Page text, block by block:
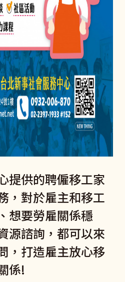
提供的聘僱移工家
，對於雇主和移工
想要勞雇關係穩
源諮詢，都可以來
，打造雇主放心移
係!